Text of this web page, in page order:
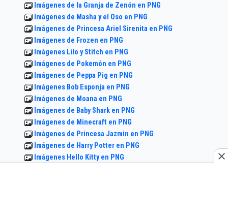
Imágenes de la Granja de Zenón en PNG
Imágenes de Masha y el Oso en PNG
Imágenes de Princesa Ariel Sirenita en PNG
Imágenes de Frozen en PNG
Imágenes Lilo y Stitch en PNG
Imágenes de Pokemón en PNG
Imágenes de Peppa Pig en PNG
Imágenes Bob Esponja en PNG
Imágenes de Moana en PNG
Imágenes de Baby Shark en PNG
Imágenes de Minecraft en PNG
Imágenes de Princesa Jazmin en PNG
Imágenes de Harry Potter en PNG
Imágenes Hello Kitty en PNG